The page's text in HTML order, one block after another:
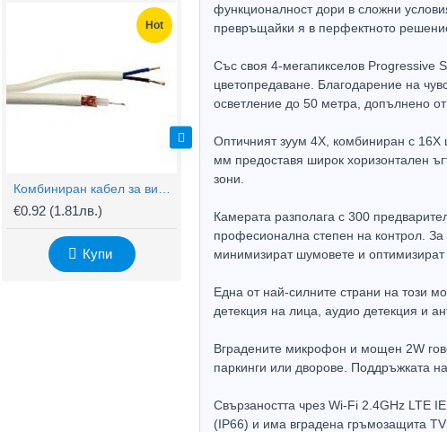
Hot
€0.92 (1.81лв.)
Купи
Hot
BNC Kонектор с Винт
€0.61
Купи
функционалност дори в сложни
превръщайки я в перфектното
Със своя 4-мегапикселов Progressive
цветопредаване. Благодарение на
осветление до 50 метра, допълнено
Оптичният зуум 4X, комбиниран с 16X
мм предоставя широк хоризонтален
зони.
Камерата разполага с 300
професионална степен на контрол.
минимизират шумовете и оптимизират
Една от най-силните страни на този
детекция на лица, аудио детекция и
Вградените микрофон и мощен 2W
паркинги или дворове. Поддръжката
Свързаността чрез Wi-Fi 2.4GHz LTE
(IP66) и има вградена гръмозащита